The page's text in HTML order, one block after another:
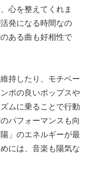
心を整えてくれま
発になる時間なの
ある曲も好相性で
持したり、モチベー
ポの良いポップスや
ムに乗ることで行動
パフォーマンスも向
」のエネルギーが最
には、音楽も陽気な